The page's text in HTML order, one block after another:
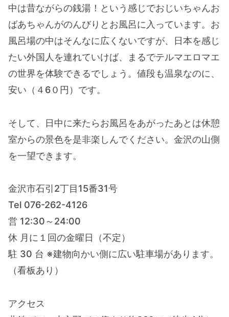
中は昔ながらの銭湯！という感じでおじいちゃんお
ばあちゃんがのんびりとお風呂に入っています。お
風呂場の中はそんなに広くないですが、日本を感じ
たい外国人を連れていけば、まるでテルマエロマエ
の世界を体験できるでしょう。値段も温泉なのに、
安い（４6０円）です。
そして、日中に来たらお風呂をあがったあとは休憩
室からの景色を是非楽しんでください。金沢の山側
を一望できます。
金沢市石引2丁目15番31号
Tel 076-262-4126
営 12:30～24:00
休 月に１回の金曜日（不定）
駐 30 台 ※建物向かい側に広い駐車場があります。
（看板あり）
アクセス